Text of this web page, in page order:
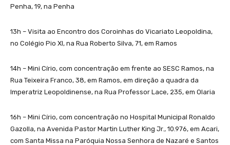
Penha, 19, na Penha
13h – Visita ao Encontro dos Coroinhas do Vicariato Leopoldina,
no Colégio Pio XI, na Rua Roberto Silva, 71, em Ramos
14h – Mini Círio, com concentração em frente ao SESC Ramos, na
Rua Teixeira Franco, 38, em Ramos, em direção a quadra da
Imperatriz Leopoldinense, na Rua Professor Lace, 235, em Olaria
16h – Mini Círio, com concentração no Hospital Municipal Ronaldo
Gazolla, na Avenida Pastor Martin Luther King Jr., 10.976, em Acari,
com Santa Missa na Paróquia Nossa Senhora de Nazaré e Santos